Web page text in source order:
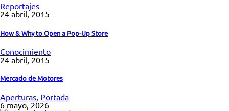
Reportajes
24 abril, 2015
How & Why to Open a Pop-Up Store
Conocimiento
24 abril, 2015
Mercado de Motores
Aperturas, Portada
6 mayo, 2026